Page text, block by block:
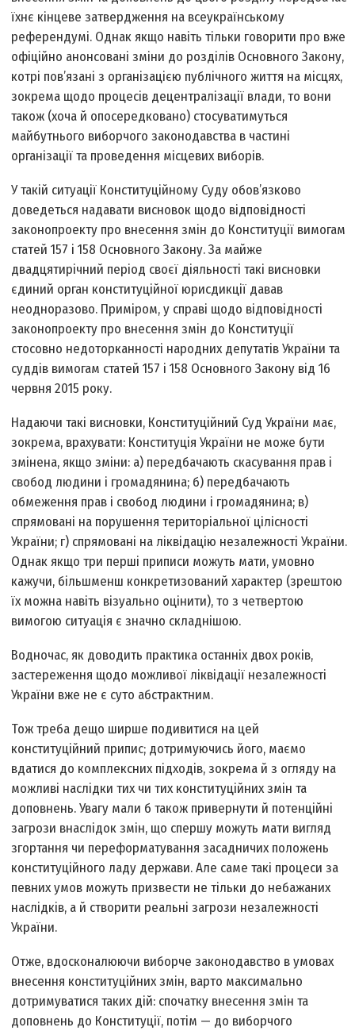
їхнє кінцеве затвердження на всеукраїнському
референдумі. Однак якщо навіть тільки говорити про вже
офіційно анонсовані зміни до розділів Основного Закону,
котрі пов’язані з організацією публічного життя на місцях,
зок­рема щодо процесів децентралізації влади, то вони
також (хоча й опосередковано) стосуватимуться
майбутнього виборчого законодавства в частині
організації та проведення місцевих виборів.
У такій ситуації Конституційному Суду обов’язково
доведеться надавати висновок щодо відповідності
законопроекту про внесення змін до Конституції вимогам
статей 157 і 158 Основного Закону. За майже
двадцятирічний період своєї діяльності такі висновки
єдиний орган конституційної юрисдикції давав
неодноразово. Приміром, у справі щодо відповідності
законопроекту про внесення змін до Конституції
стосовно недоторканності народних депутатів України та
суддів вимогам статей 157 і 158 Основного Закону від 16
червня 2015 року.
Надаючи такі висновки, Конституційний Суд України має,
зокрема, врахувати: Конституція України не може бути
змінена, якщо зміни: а) передбачають скасування прав і
свобод людини і громадянина; б) передбачають
обмеження прав і свобод людини і громадянина; в)
спрямовані на порушення територіальної цілісності
України; г) спрямовані на ліквідацію незалежності України.
Однак якщо три перші приписи можуть мати, умовно
кажучи, більш­менш конкретизований характер (зрештою
їх можна навіть візуально оцінити), то з четвертою
вимогою ситуація є значно складнішою.
Водночас, як доводить практика останніх двох років,
застереження щодо можливої ліквідації незалежності
України вже не є суто абстрактним.
Тож треба дещо ширше подивитися на цей
конституційний припис; дотримуючись його, маємо
вдатися до комплексних підходів, зокрема й з огляду на
можливі наслідки тих чи тих конституційних змін та
допов­нень. Увагу мали б також привернути й потенційні
загрози внаслідок змін, що спершу можуть мати вигляд
згортання чи переформатування засадничих положень
конституційного ладу держави. Але саме такі процеси за
певних умов можуть призвести не тільки до небажаних
наслідків, а й створити реальні загрози незалежності
України.
Отже, вдосконалюючи виборче законодавство в умовах
внесення конституційних змін, варто максимально
дотримуватися таких дій: спочатку внесення змін та
доповнень до Конституції, потім — до виборчого